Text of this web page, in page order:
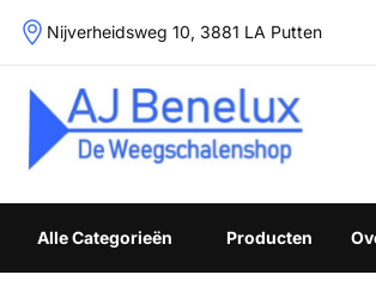
Skip
Nijverheidsweg 10, 3881 LA Putten
Weegschalenshop |
Alle Categorieën Producten